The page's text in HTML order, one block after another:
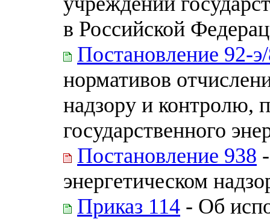
в Российской
Постановление 92-
нормативов
надзору и контролю,
государственного
Постановление 938
энергетическом
Приказ 114 - Об